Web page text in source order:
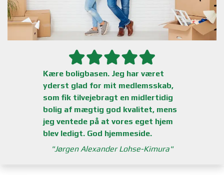
Kære boligbasen. Jeg har været
yderst glad for mit medlemsskab,
som fik tilvejebragt en midlertidig
bolig af mægtig god kvalitet, mens
jeg ventede på at vores eget hjem
blev ledigt. God hjemmeside.
Jørgen Alexander Lohse-Kimura